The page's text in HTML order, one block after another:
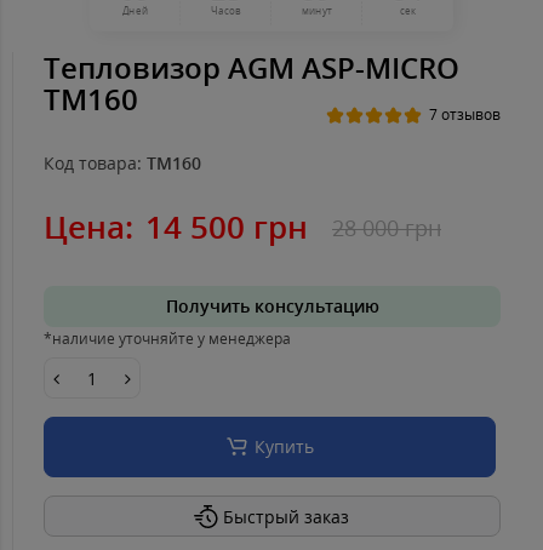
Дней Часов минут сек
Тепловизор AGM ASP-MICRO
TM160 7 отзывов
Код товара: TM160
Цена: 14 500 грн 28 000 грн
Получить консультацию
*наличие уточняйте у менеджера
Купить
Быстрый заказ